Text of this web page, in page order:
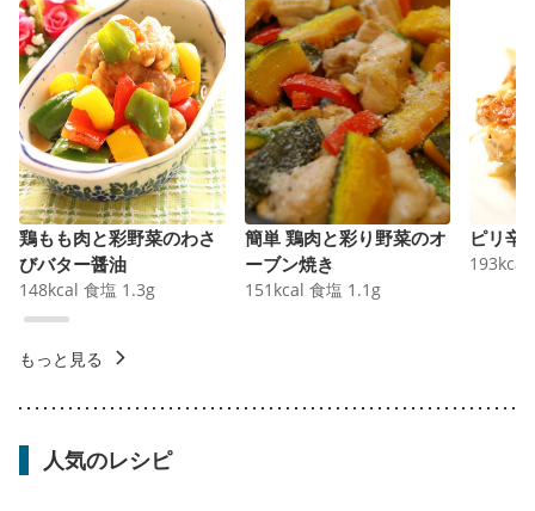
鶏もも肉と彩野菜のわさ
びバター醤油
148kcal 食塩 1.3g
簡単 鶏肉と彩り野菜のオ
ーブン焼き
151 kcal 食塩 1.1 g
ピリ辛
193kcal
もっと見る
人気のレシピ